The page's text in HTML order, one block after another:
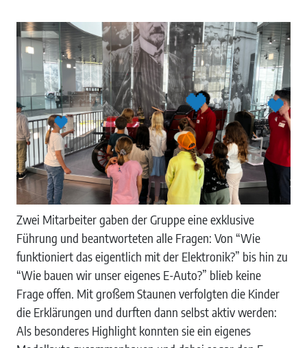
Zwei Mitarbeiter gaben der Gruppe eine exklusive
Führung und beantworteten alle Fragen: Von “Wie
funktioniert das eigentlich mit der Elektronik?” bis hin zu
“Wie bauen wir unser eigenes E-Auto?” blieb keine
Frage offen. Mit großem Staunen verfolgten die Kinder
die Erklärungen und durften dann selbst aktiv werden:
Als besonderes Highlight konnten sie ein eigenes